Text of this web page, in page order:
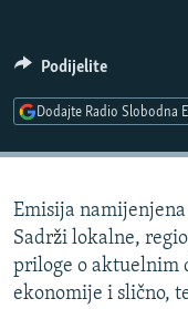
DNEVNO@RSE
SPECIJALI RSE
POPLAVE I KLIZIŠTA U
TV LIBERTY
POST SCRIPTUM
PRATITE NAS
Sve RFE/RL
Podijelite
Dodajte Radio Slobodna
Emisija
Sadrži lokalne,
priloge o aktuelnim
ekonomije i slično,